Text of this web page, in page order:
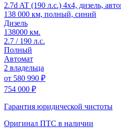
2.7d AT (190 л.с.) 4x4, дизель,
138 000 км, полный, синий
Дизель
138000 км.
2.7 / 190 л.с.
Полный
Автомат
2 владельца
от 580 990 ₽
754 000 ₽
Гарантия юридической чистоты
Оригинал ПТС в наличии